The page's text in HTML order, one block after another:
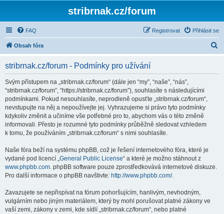
stribrnak.cz/forum
FAQ Přihlásit se
Registrovat
Obsah fóra
stribrnak.cz/forum - Podmínky pro užívání
Svým přístupem na „stribrnak.cz/forum“ (dále jen “my”, “naše”, “nás”,
“stribrnak.cz/forum”, “https://stribrnak.cz/forum”), souhlasíte s následujícími
podmínkami. Pokud nesouhlasíte, neprodleně opusťte „stribrnak.cz/forum“,
nevstupujte na něj a nepoužívejte jej. Vyhrazujeme si právo tyto podmínky
kdykoliv změnit a učiníme vše potřebné pro to, abychom vás o této změně
informovali. Přesto je rozumné tyto podmínky průběžně sledovat vzhledem
k tomu, že používáním „stribrnak.cz/forum“ s nimi souhlasíte.
Naše fóra beží na systému phpBB, což je řešení internetového fóra, které je
vydané pod licencí „General Public License“ a které je možno stáhnout z
www.phpbb.com. phpBB software pouze zprostředkovává internetové diskuze.
Pro další informace o phpBB navštivte: http://www.phpbb.com/.
Zavazujete se nepřispívat na fórum pohoršujícím, hanlivým, nevhodným,
vulgárním nebo jiným materiálem, který by mohl porušovat platné zákony ve
vaší zemi, zákony v zemi, kde sídlí „stribrnak.cz/forum“, nebo platné